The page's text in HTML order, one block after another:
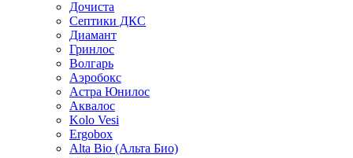
Дочиста
Септики ДКС
Диамант
Гринлос
Волгарь
Аэробокс
Астра Юнилос
Аквалос
Kolo Vesi
Ergobox
Alta Bio (Альта Био)